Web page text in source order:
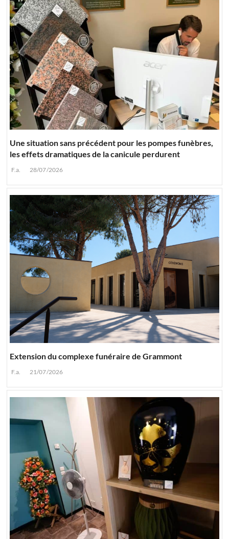
Une situation sans précédent pour les pompes funèbres,
les effets dramatiques de la canicule perdurent
F.a. 28/07/2026
Extension du complexe funéraire de Grammont
F.a. 21/07/2026